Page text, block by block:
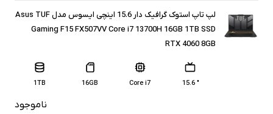
لپ تاپ استوک گرافیک دار 15.6 اینچی ایسوس مدل Asus TUF
Gaming F15 FX507VV Core i7 13700H 16GB 1TB SSD
RTX 4060 8GB
" 15.6
Core i7
16GB
1TB
ناموجود